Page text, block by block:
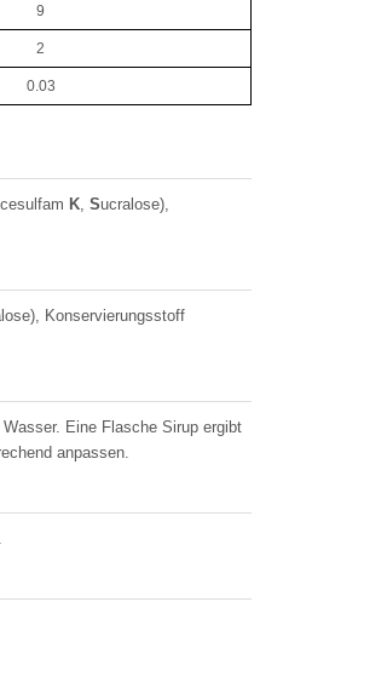
9
2
0.03
K, Sucralose),
Konservierungsstoff
Eine Flasche Sirup ergibt
anpassen.